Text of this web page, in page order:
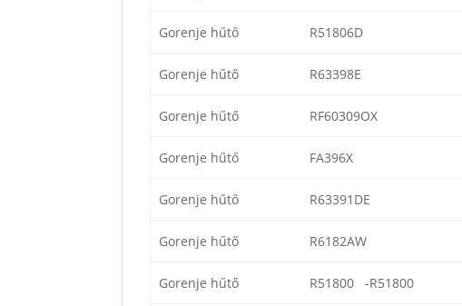
Gorenje hűtő R51806D
Gorenje hűtő R63398E
Gorenje hűtő RF60309OX
Gorenje hűtő FA396X
Gorenje hűtő R63391DE
Gorenje hűtő R6182AW
Gorenje hűtő R51800 -R51800